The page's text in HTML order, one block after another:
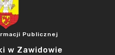
Publicznej
w Zawidowie